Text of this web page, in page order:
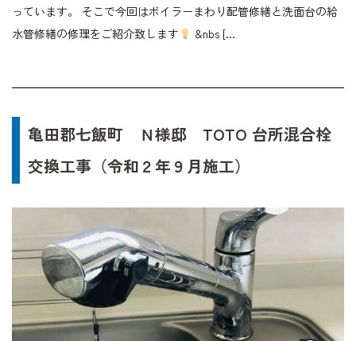
っています。 そこで今回はボイラーまわり配管修繕と洗面台の給
水管修繕の修理をご紹介致します
&nbs […
亀田郡七飯町 Ｎ様邸 TOTO 台所混合栓
交換工事（令和２年９月施工）